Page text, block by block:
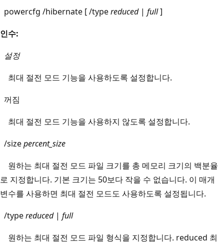
powercfg /hibernate [ /typereduced| full]
인수:
설정
최대 절전 모드 기능을 사용하도록 설정합니다.
꺼짐
최대 절전 모드 기능을 사용하지 않도록 설정합니다.
/sizepercent_size
원하는 최대 절전 모드 파일 크기를 총 메모리 크기의 백분율
로 지정합니다. 기본 크기는 50보다 작을 수 없습니다. 이 매개
변수를 사용하면 최대 절전 모드도 사용하도록 설정됩니다.
/typereduced| full
원하는 최대 절전 모드 파일 형식을 지정합니다. reduced 최